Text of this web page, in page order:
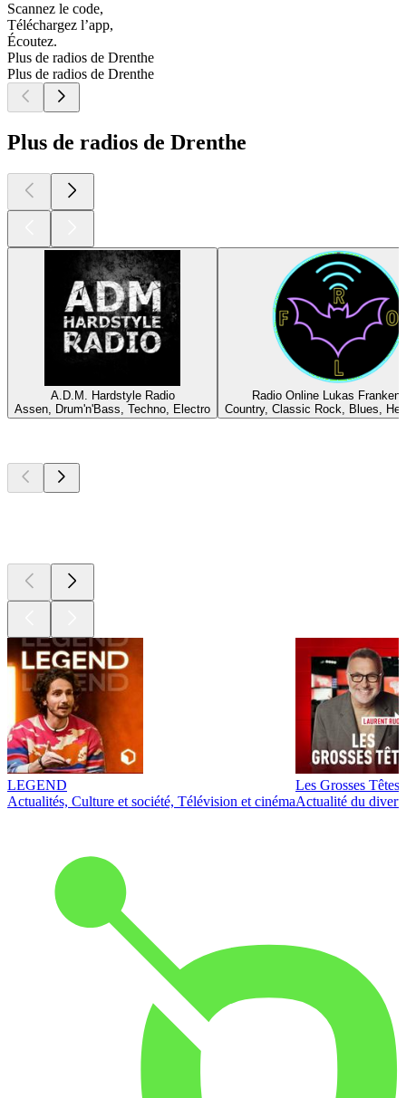
Scannez le code,
Téléchargez l’app,
Écoutez.
Plus de radios de Drenthe
Plus de radios de Drenthe
Plus de radios de Drenthe
A.D.M. Hardstyle Radio
Assen, Drum'n'Bass, Techno, Electro
Radio Online Lukas
Country, Classic Rock, Blues,
LEGEND
Actualités, Culture et société, Télévision et cinéma
Les Grosses Têtes
Actualité du